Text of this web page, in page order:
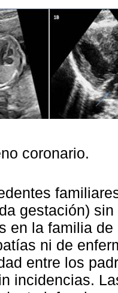
coronario.
gestación)
en la familia
ni de
entre los
incidencias.